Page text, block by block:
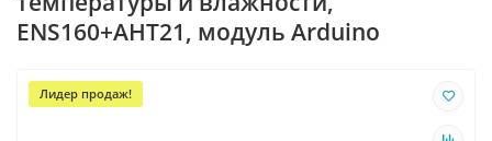
ENS160+AHT21, модуль Arduino
Лидер продаж!